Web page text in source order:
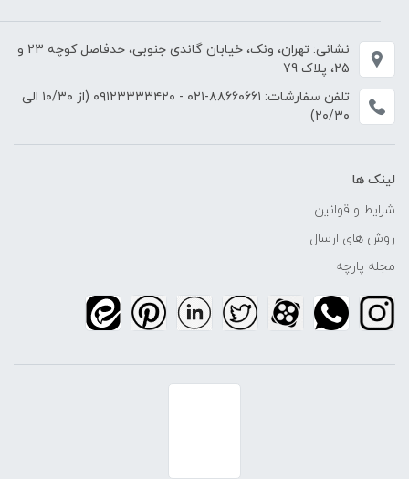
نشانی: تهران، ونک، خیابان گاندی جنوبی، حدفاصل کوچه 23 و
25، پلاک 79
تلفن سفارشات: ۸۸۶۶۰۶۶۱-۰۲۱ - ۰۹۱۲۳۳۳۳۴۲۰
(از ۱۰/۳۰ الی
۲۰/۳۰)
لینک ها
شرایط و قوانین
روش های ارسال
مجله پارچه